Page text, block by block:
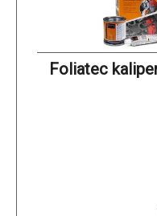
Foliatec